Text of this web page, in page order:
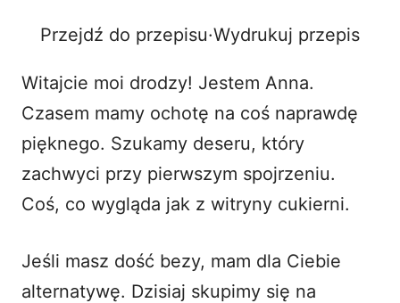
V
i
d
e
o
Przejdź do przepisu·Wydrukuj przepis
Witajcie moi drodzy! Jestem Anna.
Czasem mamy ochotę na coś naprawdę
pięknego. Szukamy deseru, który
zachwyci przy pierwszym spojrzeniu.
Coś, co wygląda jak z witryny cukierni.
Jeśli masz dość bezy, mam dla Ciebie
alternatywę. Dzisiaj skupimy się na